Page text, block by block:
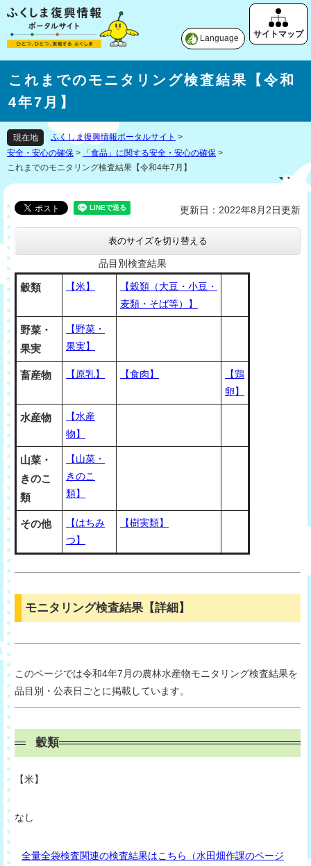
Language
これまでのモニタリング検査結果【令和
4年7月】
現在地 ふくしま復興情報ポータルサイト >
安全・安心の確保 > 「食品」に関する安全・安心の確保 >
これまでのモニタリング検査結果【令和4年7月】
更新日：2022年8月2日更新
表のサイズを切り替える
品目別検査結果
穀類 【米】
【穀類（大豆・小豆・
麦類・そば等）】
野菜・
果実
【野菜・
果実】
畜産物 【原乳】 【食肉】
【鶏
卵】
水産物
【水産
物】
山菜・
きのこ
類
【山菜・
きのこ
類】
その他
【はちみ
つ】
【樹実類】
モニタリング検査結果【詳細】
このページでは令和4年7月の農林水産物モニタリング検査結果を
品目別・公表日ごとに掲載しています。
穀類
【米】
なし
全量全袋検査関連の検査結果はこちら（水田畑作課のページ